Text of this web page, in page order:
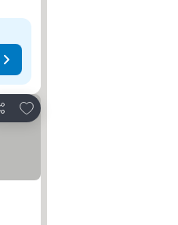
Hozzáadás a kedvencekhez